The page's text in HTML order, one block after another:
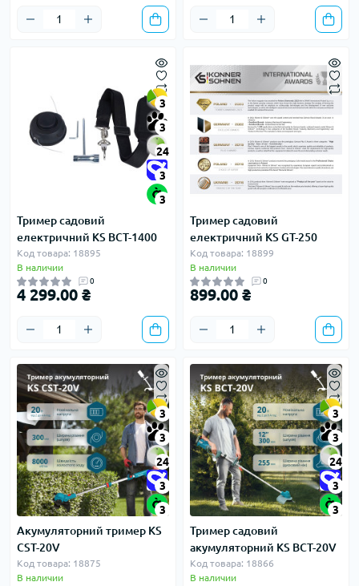
3
3
24
3
3
Тример садовий
електричний KS BCT-1400
Код товара: 18895
В наличии
0
4 299.00 ₴
Тример садовий
електричний KS GT-250
Код товара: 18899
В наличии
0
899.00 ₴
3
3
24
3
3
Акумуляторний тример KS
CST-20V
Код товара: 18875
В наличии
3
3
24
3
3
Тример садовий
акумуляторний KS BCT-20V
Код товара: 18866
В наличии